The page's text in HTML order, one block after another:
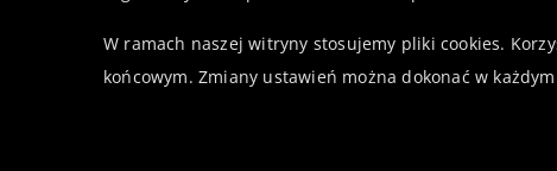
W ramach naszej witryny stosujemy pliki cookies.
końcowym. Zmiany ustawień można dokonać w